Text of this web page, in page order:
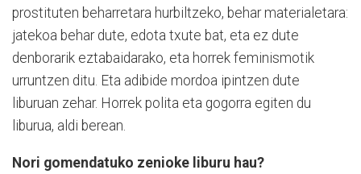
prostituten beharretara hurbiltzeko, behar materialetara:
jatekoa behar dute, edota txute bat, eta ez dute
denborarik eztabaidarako, eta horrek feminismotik
urruntzen ditu. Eta adibide mordoa ipintzen dute
liburuan zehar. Horrek polita eta gogorra egiten du
liburua, aldi berean.
Nori gomendatuko zenioke liburu hau?